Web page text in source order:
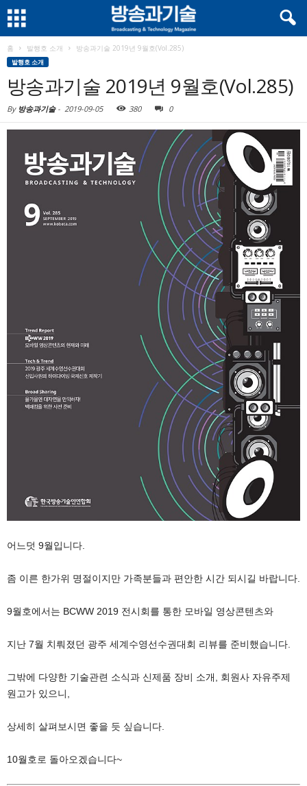
홈 발행호 소개 방송과기술 2019년 9월호(Vol.285)
발행호 소개
방송과기술 2019년 9월호(Vol.285)
By 방송과기술- 2019-09-05 380 0
어느덧 9월입니다.
좀 이른 한가위 명절이지만 가족분들과 편안한 시간 되시길 바랍니다.
9월호에서는 BCWW 2019 전시회를 통한 모바일 영상콘텐츠와
지난 7월 치뤄졌던 광주 세계수영선수권대회 리뷰를 준비했습니다.
그밖에 다양한 기술관련 소식과 신제품 장비 소개, 회원사 자유주제
원고가 있으니,
상세히 살펴보시면 좋을 듯 싶습니다.
10월호로 돌아오겠습니다~